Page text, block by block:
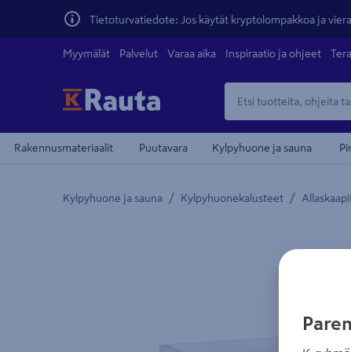
Tietoturvatiedote: Jos käytät kryptolompakkoa ja
Myymälät Palvelut Varaa aika Inspiraatio ja ohjeet
Rakennusmateriaalit Puutavara Kylpyhuone ja sauna
Kylpyhuone ja sauna / Kylpyhuonekalusteet /
Yksityiskohtainen kuvaus löytyy Tuotteen kuvaus -